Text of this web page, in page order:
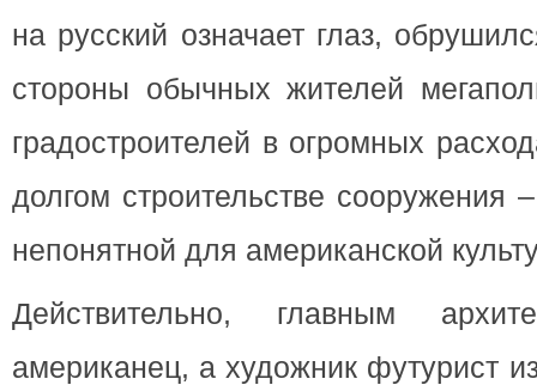
на русский означает глаз,
стороны обычных жителей
градостроителей в огромных
долгом строительстве сооружения
непонятной для американской
Действительно, главным
американец, а художник футурист